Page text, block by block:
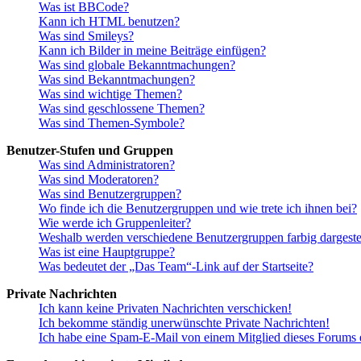
Was ist BBCode?
Kann ich HTML benutzen?
Was sind Smileys?
Kann ich Bilder in meine Beiträge einfügen?
Was sind globale Bekanntmachungen?
Was sind Bekanntmachungen?
Was sind wichtige Themen?
Was sind geschlossene Themen?
Was sind Themen-Symbole?
Benutzer-Stufen und Gruppen
Was sind Administratoren?
Was sind Moderatoren?
Was sind Benutzergruppen?
Wo finde ich die Benutzergruppen und wie trete ich ihnen bei?
Wie werde ich Gruppenleiter?
Weshalb werden verschiedene Benutzergruppen farbig
Was ist eine Hauptgruppe?
Was bedeutet der „Das Team“-Link auf der Startseite?
Private Nachrichten
Ich kann keine Privaten Nachrichten verschicken!
Ich bekomme ständig unerwünschte Private Nachrichten!
Ich habe eine Spam-E-Mail von einem Mitglied dieses Forums